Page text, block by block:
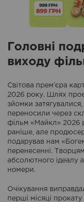
Головні
виходу
Світова прем’єра
2026 року. Шлях
зйомки
переносили через
фільм «Майкл» 2026
раніше, але
подарував нам
перенесенні.
абсолютного ідеалу
номери.
Очікування
перші місяці